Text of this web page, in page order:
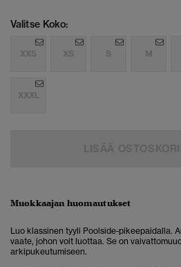
Valitse Koko:
XXS XS S M
XXXL
Muokkaajan huomautukset
Luo klassinen tyyli Poolside-pikeepaidalla.
vaate, johon voit luottaa. Se on
arkipukeutumiseen.